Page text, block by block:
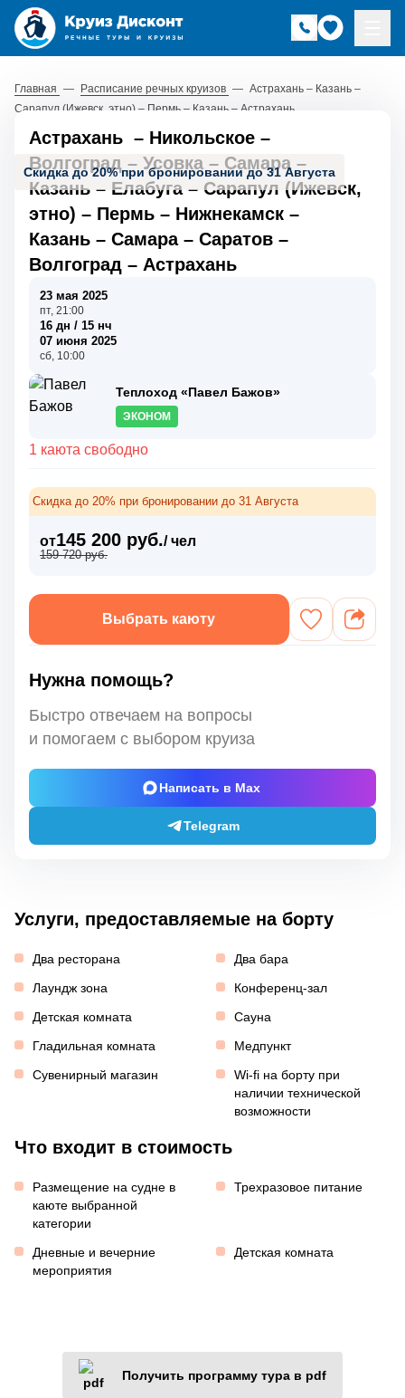
Главная — Расписание речных круизов — Астрахань – Казань –
Сарапул (Ижевск, этно) – Пермь – Казань – Астрахань
Скидка до 20% при бронировании до 31 Августа
Астрахань – Никольское –
Волгоград – Усовка – Самара –
Казань – Елабуга– Сарапул (Ижевск,
этно) – Пермь – Нижнекамск –
Казань – Самара– Саратов –
Волгоград – Астрахань
23 мая 2025
пт, 21:00
16 дн / 15 нч
07 июня 2025
сб, 10:00
Теплоход «Павел Бажов»
ЭКОНОМ
1 каюта свободно
Скидка до 20% при бронировании до 31 Августа
от145 200 руб./ чел
159 720 руб.
Выбрать каюту
Нужна помощь?
Быстро отвечаем на вопросы
и помогаем с выбором круиза
Написать в Max
Telegram
Услуги, предоставляемые на борту
Два ресторана
Два бара
Лаундж зона
Конференц-зал
Детская комната
Сауна
Гладильная комната
Медпункт
Сувенирный магазин
Wi-fi на борту при
наличии технической
возможности
Что входит в стоимость
Размещение на судне в
каюте выбранной
категории
Трехразовое питание
Дневные и вечерние
мероприятия
Детская комната
Получить программу тура в pdf